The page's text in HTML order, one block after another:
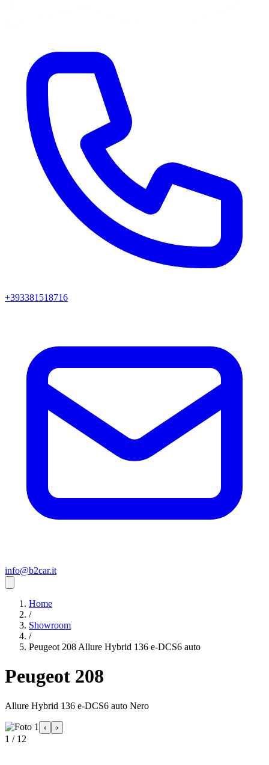
+393381518716
info@b2car.it
Home
/
Showroom
/
Peugeot 208 Allure Hybrid 136 e-DCS6 auto
Peugeot 208
Allure Hybrid 136 e-DCS6 auto Nero
‹ ›
1 / 12